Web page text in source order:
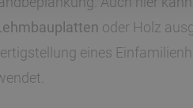
oder Holz
eines